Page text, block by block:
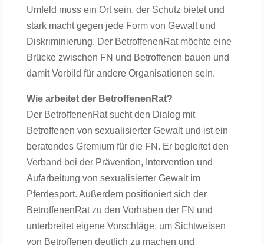
Umfeld muss ein Ort sein, der Schutz bietet und
stark macht gegen jede Form von Gewalt und
Diskriminierung. Der BetroffenenRat möchte eine
Brücke zwischen FN und Betroffenen bauen und
damit Vorbild für andere Organisationen sein.
Wie arbeitet der BetroffenenRat?
Der BetroffenenRat sucht den Dialog mit
Betroffenen von sexualisierter Gewalt und ist ein
beratendes Gremium für die FN. Er begleitet den
Verband bei der Prävention, Intervention und
Aufarbeitung von sexualisierter Gewalt im
Pferdesport. Außerdem positioniert sich der
BetroffenenRat zu den Vorhaben der FN und
unterbreitet eigene Vorschläge, um Sichtweisen
von Betroffenen deutlich zu machen und